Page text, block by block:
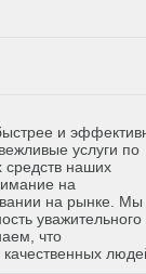
и
услуги по
средств наших
на
на рынке. Мы
уважительного
что
качественных